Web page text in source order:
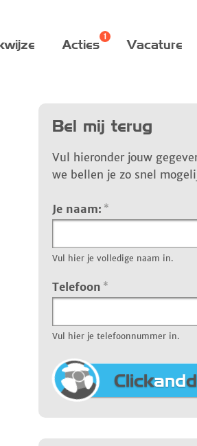
Acties Vacature
Bel mij terug
Vul hieronder jouw
we bellen je zo snel
Je naam: *
Vul hier je volledige naam in.
Telefoon *
Vul hier je telefoonnummer in.
Clickand